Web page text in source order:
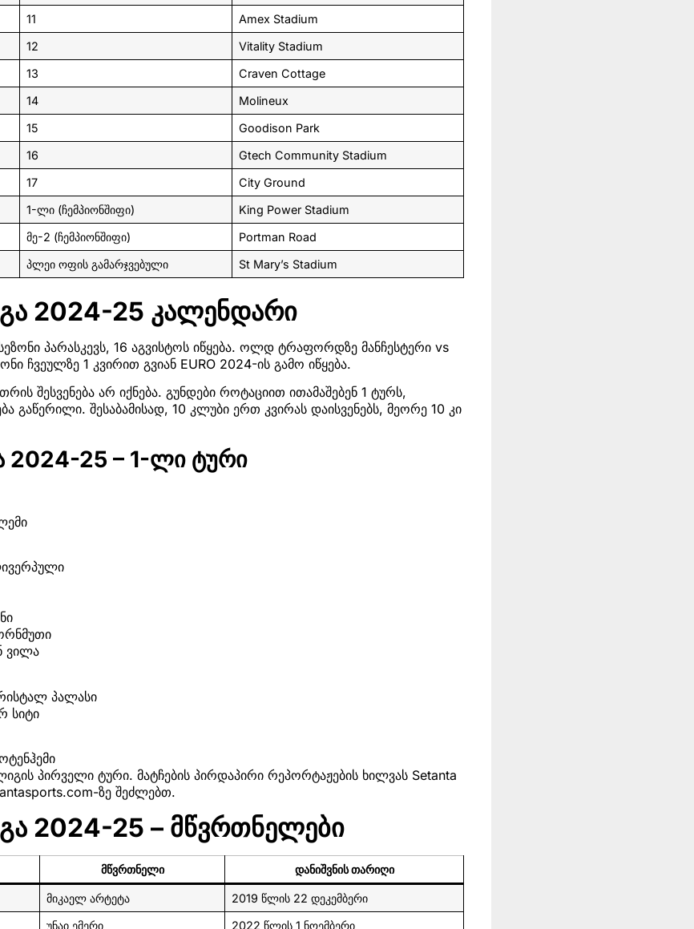
11
Amex Stadium
12
Vitality Stadium
13
Craven Cottage
14
Molineux
15
Goodison Park
16
Gtech Community Stadium
17
City Ground
1-ლი (ჩემპიონშიფი)
King Power Stadium
მე-2 (ჩემპიონშიფი)
Portman Road
პლეი ოფის გამარჯვებული St Mary’s Stadium
2024-25 კალენდარი
პარასკევს, 16 აგვისტოს იწყება. ოლდ ტრაფორდზე მანჩესტერი vs
ჩვეულზე 1 კვირით გვიან EURO 2024-ის გამო იწყება.
შესვენება არ იქნება. გუნდები როტაციით ითამაშებენ 1 ტურს,
გაწერილი. შესაბამისად, 10 კლუბი ერთ კვირას დაისვენებს, მეორე 10 კი
2024-25 – 1-ლი ტური
ვილა
პალასი
სიტი
პირველი ტური. მატჩების პირდაპირი რეპორტაჟების ხილვას Setanta
ზე შეძლებთ.
2024-25 – მწვრთნელები
მწვრთნელი დანიშვნის თარიღი
მიკაელ არტეტა
2019 წლის 22 დეკემბერი
უნაი ემერი 2022 წლის 1 ნოემბერი